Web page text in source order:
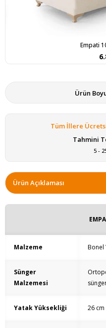
Empati
Ürün
Tüm İllere
Tahmini
5 -
Ürün Açıklaması
Malzeme Bonel
Sünger
Malzemesi
Yatak Yüksekliği 26 cm